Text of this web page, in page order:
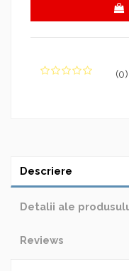
(0)
Descriere
Detalii ale
Reviews